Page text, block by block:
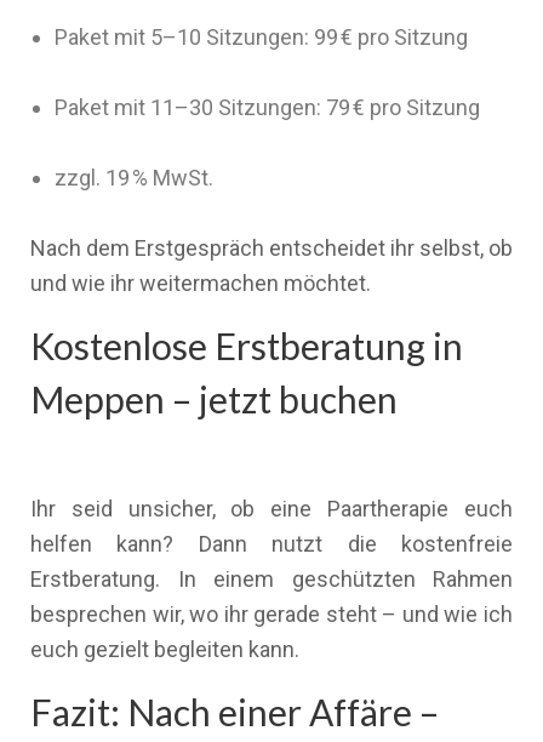
Paket mit 5–10 Sitzungen: 99 € pro Sitzung
Paket mit 11–30 Sitzungen: 79 € pro Sitzung
zzgl. 19 % MwSt.
Nach dem Erstgespräch entscheidet ihr selbst, ob
und wie ihr weitermachen möchtet.
Kostenlose Erstberatung in
Meppen – jetzt buchen
Ihr seid unsicher, ob eine Paartherapie euch
helfen kann? Dann nutzt die kostenfreie
Erstberatung. In einem geschützten Rahmen
besprechen wir, wo ihr gerade steht – und wie ich
euch gezielt begleiten kann.
Fazit: Nach einer Affäre –